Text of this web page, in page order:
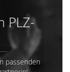
PLZ-
passenden